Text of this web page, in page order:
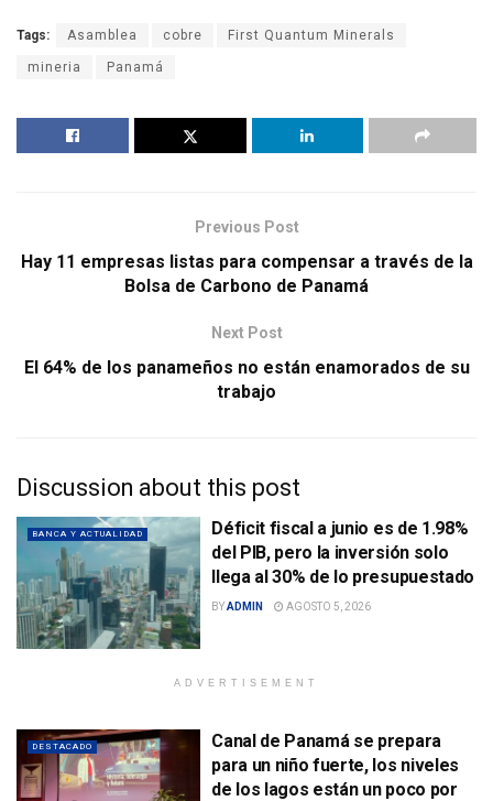
Tags: Asamblea cobre First Quantum Minerals
mineria Panamá
Previous Post
Hay 11 empresas listas para compensar a través de la
Bolsa de Carbono de Panamá
Next Post
El 64% de los panameños no están enamorados de su
trabajo
Discussion about this post
BANCA Y ACTUALIDAD
Déficit fiscal a junio es de 1.98%
del PIB, pero la inversión solo
llega al 30% de lo presupuestado
BYADMIN AGOSTO 5, 2026
ADVERTISEMENT
DESTACADO
Canal de Panamá se prepara
para un niño fuerte, los niveles
de los lagos están un poco por